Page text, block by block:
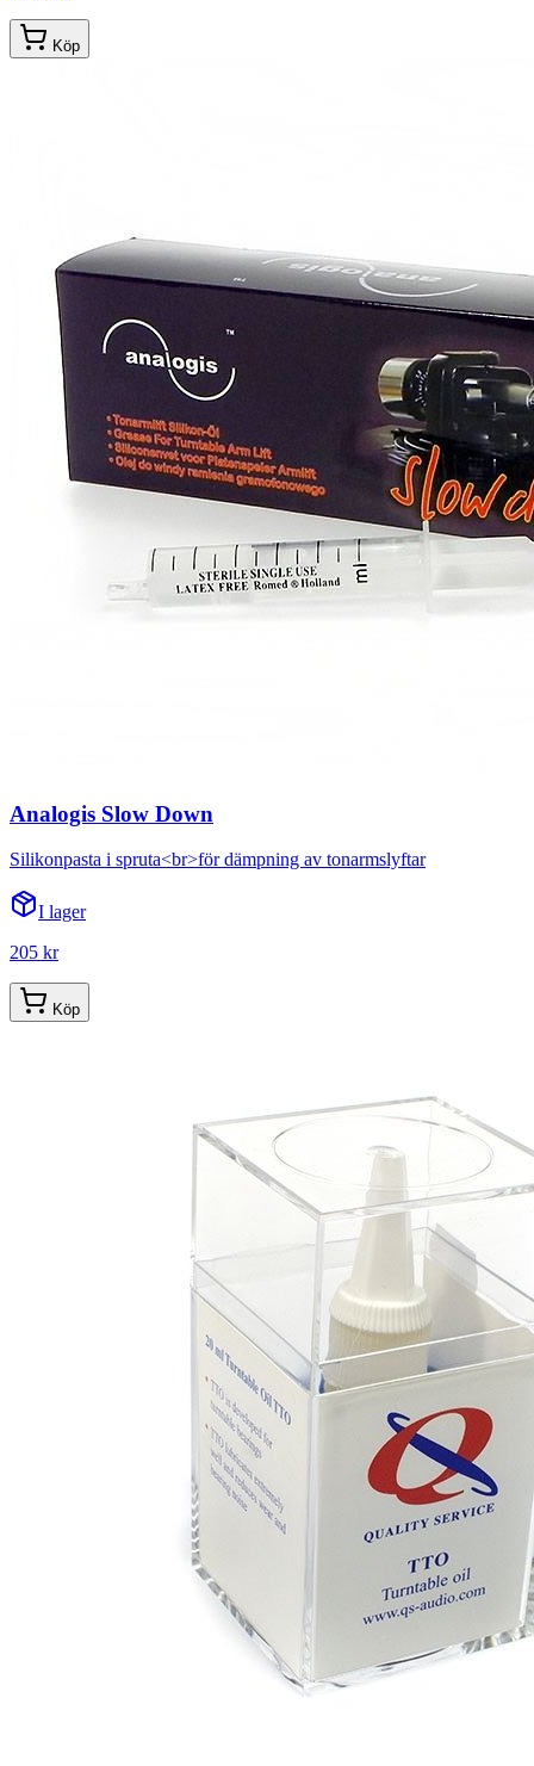
Köp
Analogis Slow Down
Silikonpasta i spruta<br>för dämpning av tonarmslyftar
I lager
205 kr
Köp